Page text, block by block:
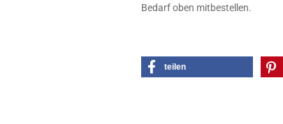
Bedarf oben mitbestellen.
teilen